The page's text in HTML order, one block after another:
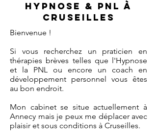
Hypnose & pnl à
cRUSEILLES
Bienvenue !
Si vous recherchez un praticien en
thérapies brèves telles que l'Hypnose
et la PNL ou encore un coach en
développement personnel vous êtes
au bon endroit.
Mon cabinet se situe actuellement à
Annecy mais je peux me déplacer avec
plaisir et sous conditions à Cruseilles.